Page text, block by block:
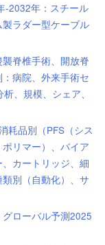
-2032年：スチール
ラダー型ケーブル
脊椎手術、開放脊
病院、外来手術セ
、規模、シェア、
耗品別（PFS（シス
リマー）、バイア
カートリッジ、細
別（自動化）、サ
ローバル予測2025